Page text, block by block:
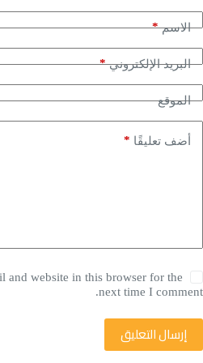
الاسم*
البريد الإلكتروني*
الموقع
أضف تعليقًا *
and website in this browser for the
next time I comment.
إرسال التعليق